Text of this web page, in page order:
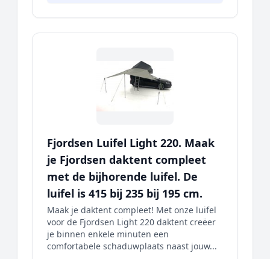
Fjordsen Luifel Light 220. Maak
je Fjordsen daktent compleet
met de bijhorende luifel. De
luifel is 415 bij 235 bij 195 cm.
Maak je daktent compleet! Met onze luifel
voor de Fjordsen Light 220 daktent creëer
je binnen enkele minuten een
comfortabele schaduwplaats naast jouw...